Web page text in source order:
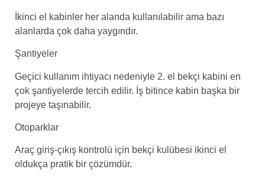
İkinci el kabinler her alanda kullanılabilir ama bazı
alanlarda çok daha yaygındır.
Şantiyeler
Geçici kullanım ihtiyacı nedeniyle 2. el bekçi kabini en
çok şantiyelerde tercih edilir. İş bitince kabin başka bir
projeye taşınabilir.
Otoparklar
Araç giriş-çıkış kontrolü için bekçi kulübesi ikinci el
oldukça pratik bir çözümdür.